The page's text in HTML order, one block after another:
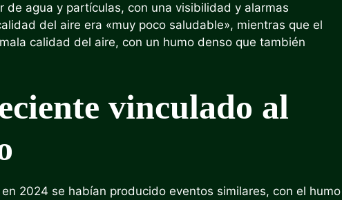
agua y partículas, con una visibilidad y alarmas
del aire era «muy poco saludable», mientras que el
calidad del aire, con un humo denso que también
vinculado al
2024 se habían producido eventos similares, con el humo